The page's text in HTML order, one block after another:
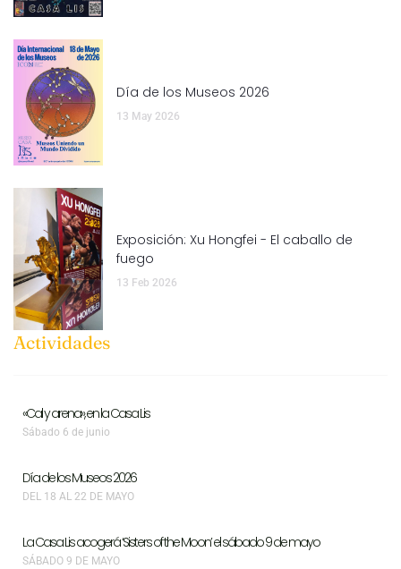
Día de los Museos 2026
13 May 2026
Exposición: Xu Hongfei - El caballo de
fuego
13 Feb 2026
Actividades
«Cal y arena», en la Casa Lis
Sábado 6 de junio
Día de los Museos 2026
DEL 18 AL 22 DE MAYO
La Casa Lis acogerá ‘Sisters of the Moon’ el sábado 9 de mayo
SÁBADO 9 DE MAYO